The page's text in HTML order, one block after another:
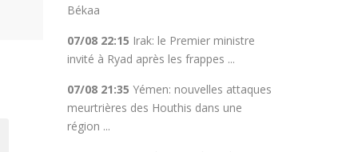
Békaa
07/08 22:15 Irak: le Premier ministre
invité à Ryad après les frappes ...
07/08 21:35 Yémen: nouvelles attaques
meurtrières des Houthis dans une
région ...